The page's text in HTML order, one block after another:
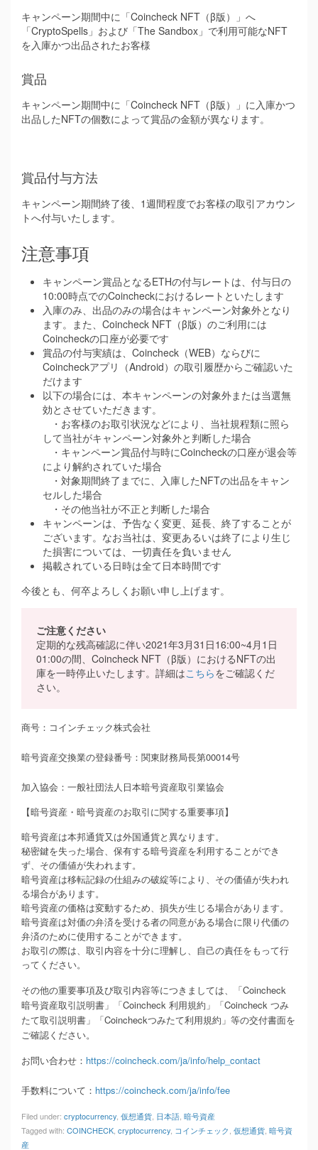
キャンペーン期間中に「Coincheck NFT（β版）」へ
「CryptoSpells」および「The Sandbox」で利用可能なNFT
を入庫かつ出品されたお客様
賞品
キャンペーン期間中に「Coincheck NFT（β版）」に入庫かつ
出品したNFTの個数によって賞品の金額が異なります。
賞品付与方法
キャンペーン期間終了後、1週間程度でお客様の取引アカウン
トへ付与いたします。
注意事項
キャンペーン賞品となるETHの付与レートは、付与日の
10:00時点でのCoincheckにおけるレートといたします
入庫のみ、出品のみの場合はキャンペーン対象外となり
ます。また、Coincheck NFT（β版）のご利用には
Coincheckの口座が必要です
賞品の付与実績は、Coincheck（WEB）ならびに
Coincheckアプリ（Android）の取引履歴からご確認いた
だけます
以下の場合には、本キャンペーンの対象外または当選無
効とさせていただきます。
・お客様のお取引状況などにより、当社規程類に照ら
して当社がキャンペーン対象外と判断した場合
・キャンペーン賞品付与時にCoincheckの口座が退会等
により解約されていた場合
・対象期間終了までに、入庫したNFTの出品をキャン
セルした場合
・その他当社が不正と判断した場合
キャンペーンは、予告なく変更、延長、終了することが
ございます。なお当社は、変更あるいは終了により生じ
た損害については、一切責任を負いません
掲載されている日時は全て日本時間です
今後とも、何卒よろしくお願い申し上げます。
ご注意ください
定期的な残高確認に伴い2021年3月31日16:00~4月1日
01:00の間、Coincheck NFT（β版）におけるNFTの出
庫を一時停止いたします。詳細はこちらをご確認くだ
さい。
商号：コインチェック株式会社
暗号資産交換業の登録番号：関東財務局長第00014号
加入協会：一般社団法人日本暗号資産取引業協会
【暗号資産・暗号資産のお取引に関する重要事項】
暗号資産は本邦通貨又は外国通貨と異なります。
秘密鍵を失った場合、保有する暗号資産を利用することができ
ず、その価値が失われます。
暗号資産は移転記録の仕組みの破綻等により、その価値が失われ
る場合があります。
暗号資産の価格は変動するため、損失が生じる場合があります。
暗号資産は対価の弁済を受ける者の同意がある場合に限り代価の
弁済のために使⽤することができます。
お取引の際は、取引内容を十分に理解し、自己の責任をもって行
ってください。
その他の重要事項及び取引内容等につきましては、「Coincheck
暗号資産取引説明書」「Coincheck 利用規約」「Coincheck つみ
たて取引説明書」「Coincheckつみたて利用規約」等の交付書面を
ご確認ください。
お問い合わせ： https://coincheck.com/ja/info/help_contact
手数料について： https://coincheck.com/ja/info/fee
Filed under: cryptocurrency 仮想通貨 日本語 暗号資産
Tagged with: COINCHECK cryptocurrency コインチェック 仮想通貨 暗号資
産